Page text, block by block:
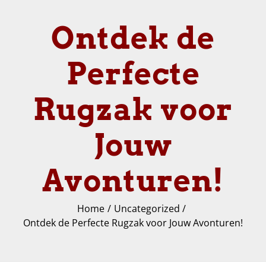
Ontdek de
Perfecte
Rugzak voor
Jouw
Avonturen!
Home
Uncategorized
Ontdek de Perfecte Rugzak voor Jouw Avonturen!